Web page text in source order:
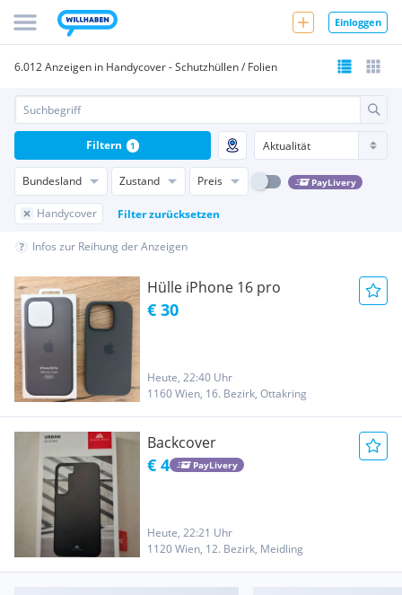
Einloggen
6.012 Anzeigen in Handycover - Schutzhüllen / Folien
Bundesland Zustand Preis PayLivery
Handycover Filter zurücksetzen
Filtern 1
Infos zur Reihung der Anzeigen
Hülle iPhone 16 pro
€ 30
Heute, 22:40 Uhr
1160 Wien, 16. Bezirk, Ottakring
Backcover
€ 4 PayLivery
Heute, 22:21 Uhr
1120 Wien, 12. Bezirk, Meidling